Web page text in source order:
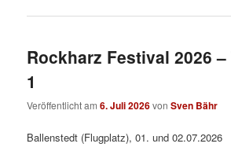
Rockharz Festival 2026 –
1
Veröffentlicht am6. Juli 2026vonSven Bähr
Ballenstedt (Flugplatz), 01. und 02.07.2026